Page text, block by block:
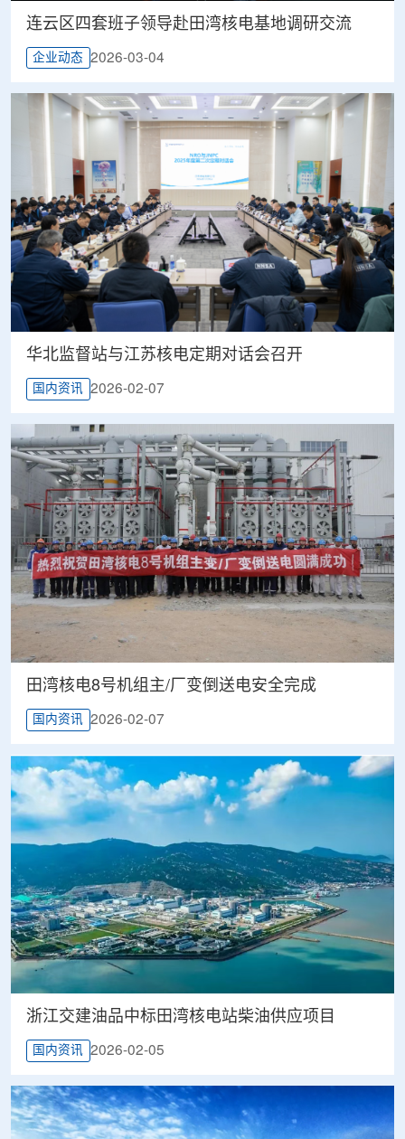
连云区四套班子领导赴田湾核电基地调研交流
企业动态 2026-03-04
华北监督站与江苏核电定期对话会召开
国内资讯 2026-02-07
田湾核电8号机组主/厂变倒送电安全完成
国内资讯 2026-02-07
浙江交建油品中标田湾核电站柴油供应项目
国内资讯 2026-02-05